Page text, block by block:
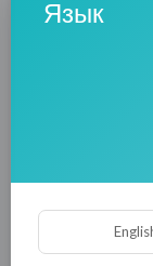
спецы – не
смело
«Гранит» -
подмогу в
Вместе с
Язык